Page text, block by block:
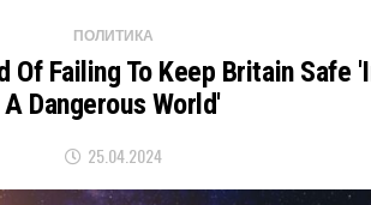
ПОЛИТИКА
Of Failing To Keep Britain Safe
A Dangerous World'
25.04.2024